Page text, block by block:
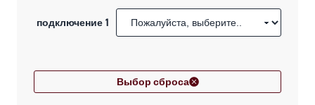
подключение 1
Выбор сброса